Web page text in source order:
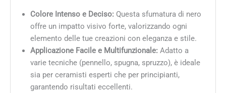
Colore Intenso e Deciso: Questa sfumatura di nero
offre un impatto visivo forte, valorizzando ogni
elemento delle tue creazioni con eleganza e stile.
Applicazione Facile e Multifunzionale: Adatto a
varie tecniche (pennello, spugna, spruzzo), è ideale
sia per ceramisti esperti che per principianti,
garantendo risultati eccellenti.